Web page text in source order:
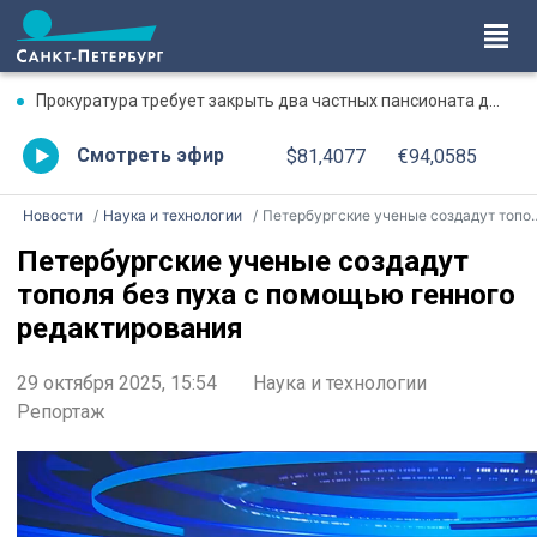
Прокуратура требует закрыть два частных пансионата для пенсионеров в Стрельне
Смотреть эфир $81,4077 €94,0585
Новости Наука и технологии Петербургские ученые создадут тополя без пуха с помощью генного редактирования
Петербургские ученые создадут
тополя без пуха с помощью генного
редактирования
29 октября 2025, 15:54
Наука и технологии
Репортаж